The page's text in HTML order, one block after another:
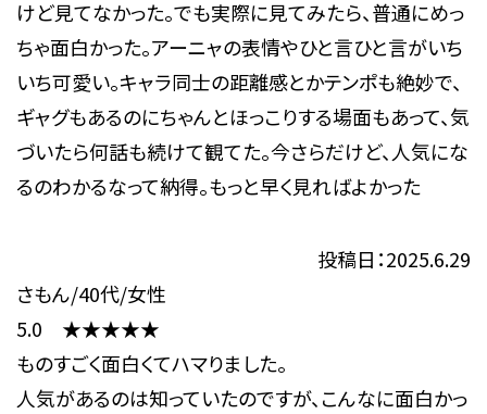
けど見てなかった。でも実際に見てみたら、普通にめっ
ちゃ面白かった。アーニャの表情やひと言ひと言がいち
いち可愛い。キャラ同士の距離感とかテンポも絶妙で、
ギャグもあるのにちゃんとほっこりする場面もあって、気
づいたら何話も続けて観てた。今さらだけど、人気にな
るのわかるなって納得。もっと早く見ればよかった
投稿日：2025.6.29
さもん/40代/女性
5.0 ★★★★★
ものすごく面白くてハマりました。
人気があるのは知っていたのですが、こんなに面白かっ